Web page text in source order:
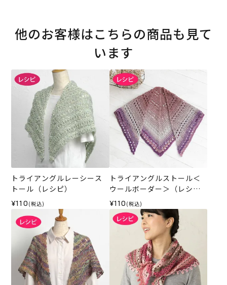
他のお客様はこちらの商品も見て
います
トライアングルレーシース
トール（レシピ）
¥110 (税込)
トライアングルストール＜
ウールボーダー＞（レシ
ピ）
¥110 (税込)